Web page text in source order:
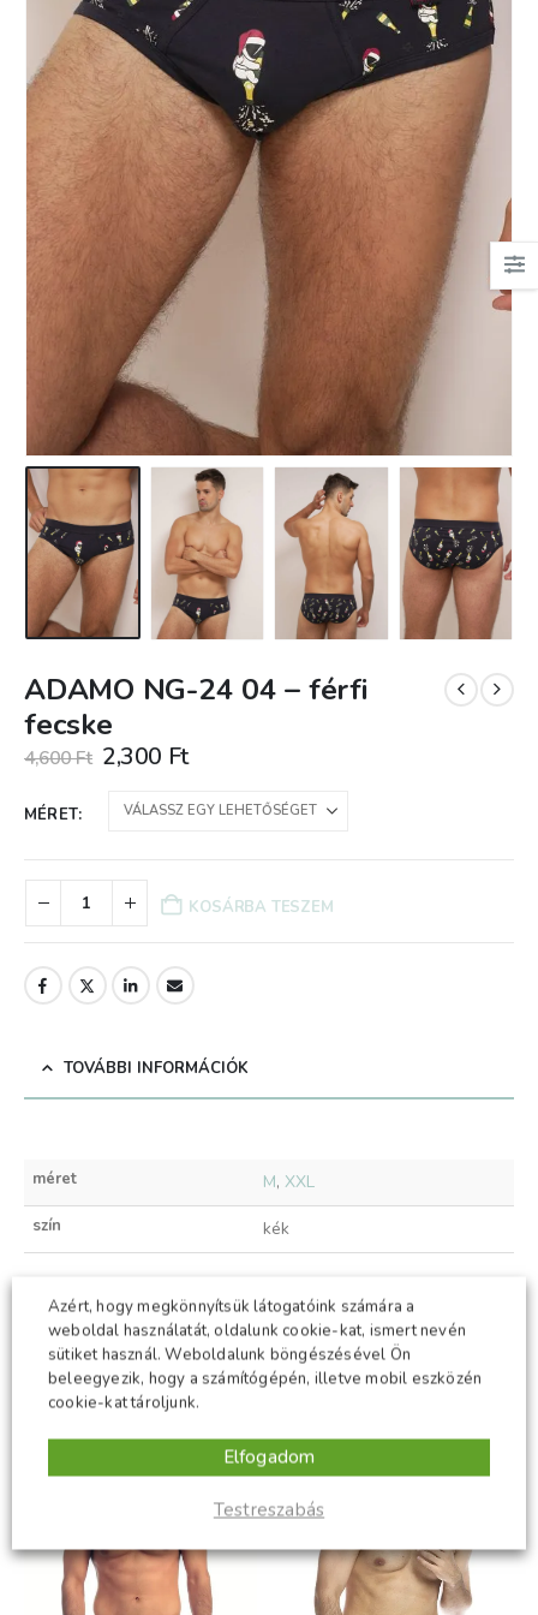
ADAMO NG-24 04 – férfi
fecske
4,600Ft Original
price
was:
4,600 Ft.
2,300 FtCurrent
is:
2,300 Ft.
MÉRET
KOSÁRBA TESZEM
TOVÁBBI INFORMÁCIÓK
méret M, XXL
szín kék
Ha csipkés fehérnemű,
akkor nekem a Bonatti.
Mert gyönyörűek, mert
kényelmesek.
És az egyetlen hely, ahol
tanácsot kaptam!
KAPCSOLÓDÓ TERMÉKEK
Azért, hogy megkönnyítsük látogatóink számára a
weboldal használatát, oldalunk cookie-kat, ismert nevén
sütiket használ. Weboldalunk böngészésével Ön
beleegyezik, hogy a számítógépén, illetve mobil eszközén
cookie-kat tároljunk.
Testreszabás
Elfogadom